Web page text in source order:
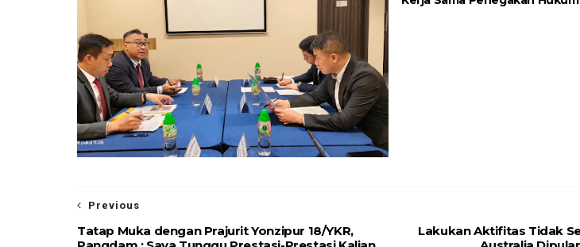
Lakukan Aktifitas Tidak
Previous
Tatap Muka dengan Prajurit Yonzipur 18/YKR,